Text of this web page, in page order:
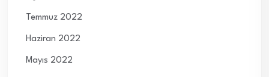
Temmuz 2022
Haziran 2022
Mayıs 2022